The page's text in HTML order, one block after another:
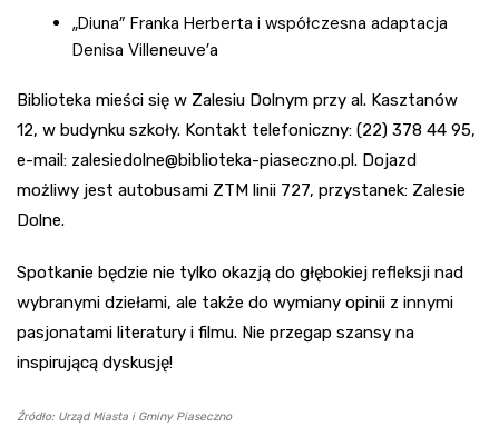
„Diuna” Franka Herberta i współczesna adaptacja
Denisa Villeneuve’a
Biblioteka mieści się w Zalesiu Dolnym przy al. Kasztanów
12, w budynku szkoły. Kontakt telefoniczny: (22) 378 44 95,
e-mail: zalesiedolne@biblioteka-piaseczno.pl . Dojazd
możliwy jest autobusami ZTM linii 727, przystanek: Zalesie
Dolne.
Spotkanie będzie nie tylko okazją do głębokiej refleksji nad
wybranymi dziełami, ale także do wymiany opinii z innymi
pasjonatami literatury i filmu. Nie przegap szansy na
inspirującą dyskusję!
Źródło: Urząd Miasta i Gminy Piaseczno